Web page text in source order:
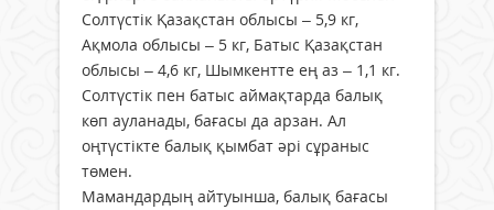
Солтүстік Қазақстан облысы – 5,9 кг,
Ақмола облысы – 5 кг, Батыс Қазақстан
облысы – 4,6 кг, Шымкентте ең аз – 1,1 кг.
Солтүстік пен батыс аймақтарда балық
көп ауланады, бағасы да арзан. Ал
оңтүстікте балық қымбат әрі сұраныс
төмен.
Мамандардың айтуынша, балық бағасы